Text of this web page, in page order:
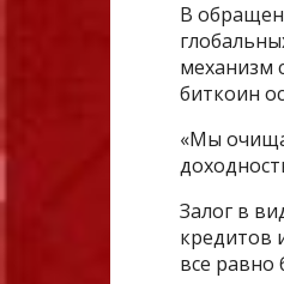
В
механизм
биткоин
«Мы
Залог в
кредитов
все равно